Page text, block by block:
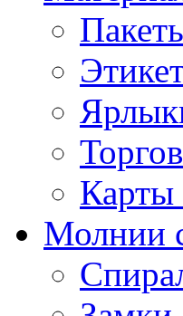
Карты
Молнии